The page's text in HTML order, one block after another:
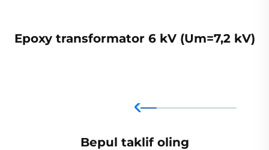
Epoxy transformator 6 kV (Um=7,2 kV)
Bepul taklif oling